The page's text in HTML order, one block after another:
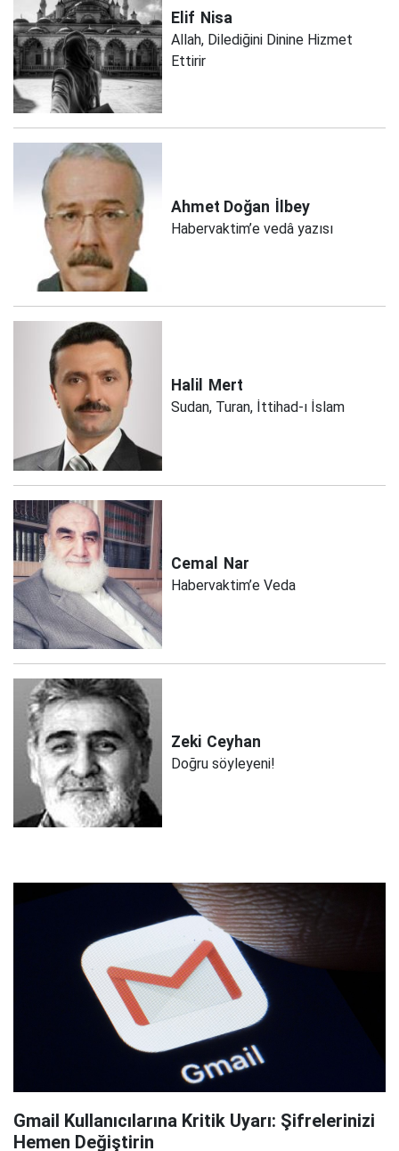
Elif Nisa
Allah, Dilediğini Dinine Hizmet
Ettirir
Ahmet Doğan İlbey
Habervaktim’e vedâ yazısı
Halil Mert
Sudan, Turan, İttihad-ı İslam
Cemal Nar
Habervaktim’e Veda
Zeki Ceyhan
Doğru söyleyeni!
Gmail Kullanıcılarına Kritik Uyarı: Şifrelerinizi
Hemen Değiştirin